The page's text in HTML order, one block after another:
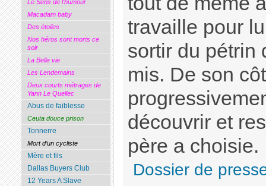
travaille pour
sortir du pétrin
mis. De son
découvrir et
père a choisie.
Dossier de
Le Sens de l’humour
Macadam baby
Des étoiles
Nos héros sont morts ce
soir
La Belle vie
Les Lendemains
Deux courts métrages de
Yann Le Quellec
Abus de faiblesse
Ceuta douce prison
Tonnerre
Mort d’un cycliste
Mère et fils
Dallas Buyers Club
12 Years A Slave